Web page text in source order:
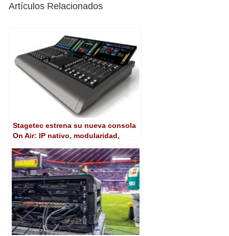
Artículos Relacionados
Stagetec estrena su nueva consola
On Air: IP nativo, modularidad,